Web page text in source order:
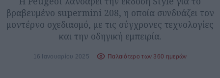
βραβευμένο supermini 208, η οποία συνδυάζει τον
μοντέρνο σχεδιασμό, με τις σύγχρονες τεχνολογίες
και την οδηγική εμπειρία.
16 Ιανουαρίου 2025 Παλαιότερο των 360 ημερών